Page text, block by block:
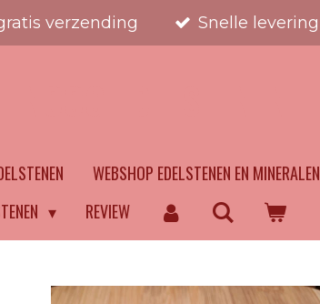
verzending Snelle levering
WEBSHOP EDELSTENEN EN MINERALEN
REVIEW